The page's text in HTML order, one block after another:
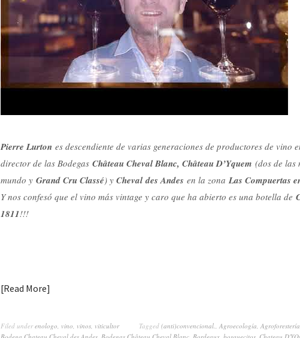
Pierre Lurton es descendiente de varias generaciones de productores de vino
director de las Bodegas Château Cheval Blanc, Château D’Yquem (dos de las
mundo y Grand Cru Classé) y Chevaldes Andes en la zona Las Compuertas
Y nos confesó que el vino más vintage y caro que ha abierto es una botella de
1811!!!
Read More
Filed underenologo, vino, vinos, viticultor Tagged (anti)convencional., Agroecología, Agroforestería